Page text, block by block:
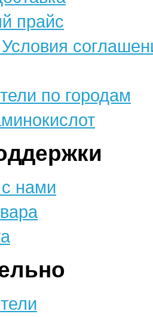
прайс
по городам
нами